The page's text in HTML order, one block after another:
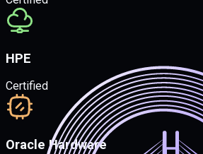
HPE
Certified
Oracle Hardware